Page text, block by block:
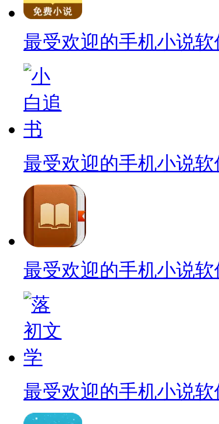
最受欢迎的手机小说软
最受欢迎的手机小说软
最受欢迎的手机小说软
最受欢迎的手机小说软